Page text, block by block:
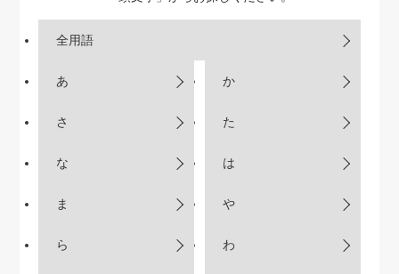
全用語
あ か
さ た
な は
ま や
ら わ